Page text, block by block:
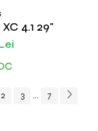
4.1 29"
2 3 ... 7